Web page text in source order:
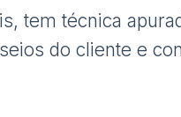
tem técnica
do cliente e